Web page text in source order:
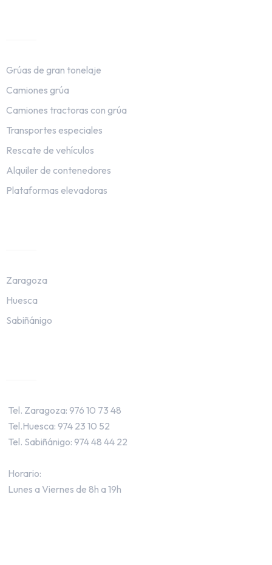
Grúas de gran tonelaje
Camiones grúa
Camiones tractoras con grúa
Transportes especiales
Rescate de vehículos
Alquiler de contenedores
Plataformas elevadoras
Zaragoza
Huesca
Sabiñánigo
Tel. Zaragoza: 976 10 73 48
Tel.Huesca: 974 23 10 52
Tel. Sabiñánigo: 974 48 44 22
Horario:
Lunes a Viernes de 8h a 19h